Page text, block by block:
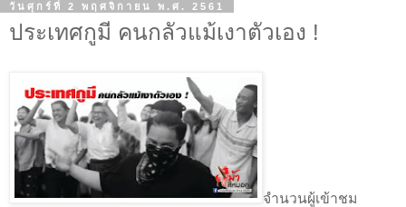
วันศุกร์ที่ 2 พฤศจิกายน พ.ศ. 2561
ประเทศกูมี คนกลัวแม้เงาตัวเอง !
จำนวนผู้เข้าชม